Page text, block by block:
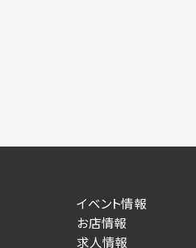
イベント情報
お店情報
求人情報